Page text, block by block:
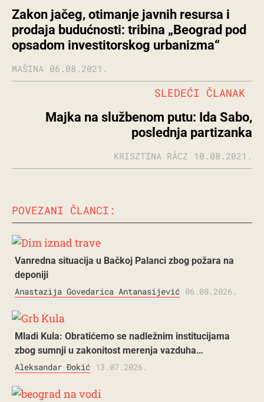
Zakon jačeg, otimanje javnih resursa i
prodaja budućnosti: tribina „Beograd pod
opsadom investitorskog urbanizma“
MAŠINA 06.08.2021.
Majka na službenom putu: Ida Sabo,
poslednja partizanka
SLEDEĆI ČLANAK
KRISZTINA RÁCZ 10.08.2021.
POVEZANI ČLANCI:
Vanredna situacija u Bačkoj Palanci zbog požara na
deponiji
Anastazija Govedarica Antanasijević 06.08.2026.
Mladi Kula: Obratićemo se nadležnim institucijama
zbog sumnji u zakonitost merenja vazduha…
Aleksandar Đokić 13.07.2026.